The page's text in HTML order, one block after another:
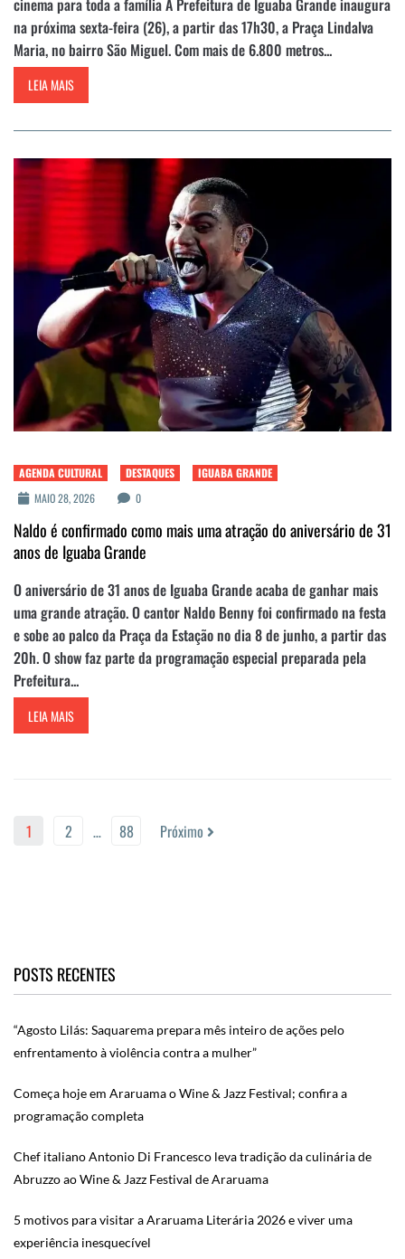
na próxima sexta-feira (26), a partir das 17h30, a Praça Lindalva
Maria, no bairro São Miguel. Com mais de 6.800 metros...
LEIA MAIS
AGENDA CULTURAL DESTAQUES
IGUABA GRANDE
MAIO 28, 2026
0
Naldo é confirmado como mais uma atração do aniversário de 31
anos de Iguaba Grande
O aniversário de 31 anos de Iguaba Grande acaba de ganhar mais
uma grande atração. O cantor Naldo Benny foi confirmado na festa
e sobe ao palco da Praça da Estação no dia 8 de junho, a partir das
20h. O show faz parte da programação especial preparada pela
Prefeitura...
LEIA MAIS
1 2 … 88 Próximo
POSTS RECENTES
“Agosto Lilás: Saquarema prepara mês inteiro de ações pelo
enfrentamento à violência contra a mulher”
Começa hoje em Araruama o Wine & Jazz Festival; confira a
programação completa
Chef italiano Antonio Di Francesco leva tradição da culinária de
Abruzzo ao Wine & Jazz Festival de Araruama
5 motivos para visitar a Araruama Literária 2026 e viver uma
experiência inesquecível